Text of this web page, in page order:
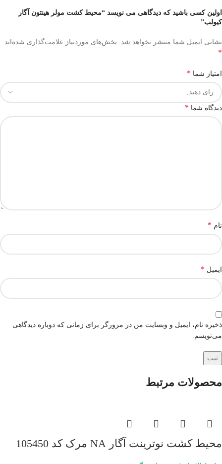
اولین کسی باشید که دیدگاهی می نویسد “محیط کشت مولر هینتون آگار
کیولب”
نشانی ایمیل شما منتشر نخواهد شد. بخش‌های موردنیاز علامت‌گذاری شده‌اند
*
امتیاز شما *
دیدگاه شما *
نام *
ایمیل *
ذخیره نام، ایمیل و وبسایت من در مرورگر برای زمانی که دوباره دیدگاهی
می‌نویسم.
محصولات مرتبط
محیط کشت نوترینت آگار NA مرک کد 105450